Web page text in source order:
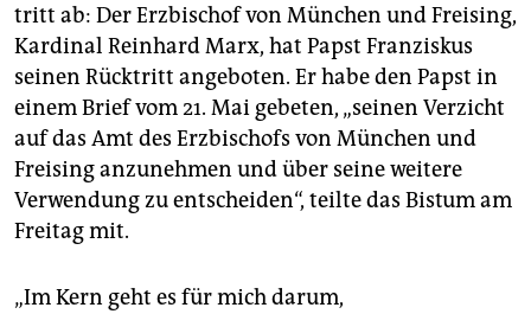
unterstützen
abo
genossenschaft
epaper login
tritt ab: Der Erzbischof von München und Freising,
Kardinal Reinhard Marx, hat Papst Franziskus
seinen Rücktritt angeboten. Er habe den Papst in
einem Brief vom 21. Mai gebeten, „seinen Verzicht
auf das Amt des Erzbischofs von München und
Freising anzunehmen und über seine weitere
Verwendung zu entscheiden“, teilte das Bistum am
Freitag mit.
„Im Kern geht es für mich darum,